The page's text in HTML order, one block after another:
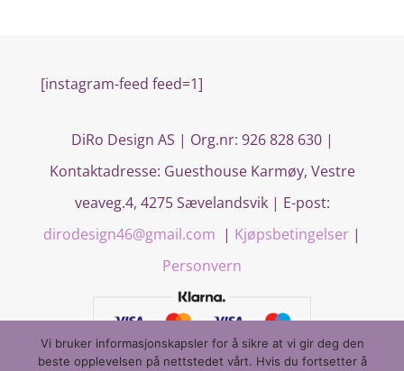
[instagram-feed feed=1]
DiRo Design AS | Org.nr: 926 828 630 |
Kontaktadresse: Guesthouse Karmøy, Vestre
veaveg.4, 4275 Sævelandsvik| E-post:
dirodesign46@gmail.com | Kjøpsbetingelser |
Personvern
Vi bruker informasjonskapsler for å sikre at vi gir deg den
beste opplevelsen på nettstedet vårt. Hvis du fortsetter å